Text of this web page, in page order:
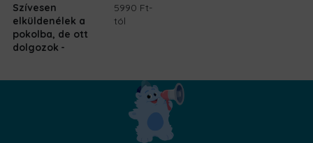
Szívesen
elküldenélek a
pokolba, de ott
dolgozok
5990 Ft-
tól